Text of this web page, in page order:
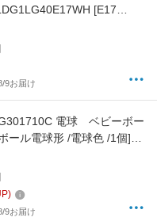
[E17
]
9お届け
電球 ベビーボー
ール電球形 /電球色 /1個]
9お届け